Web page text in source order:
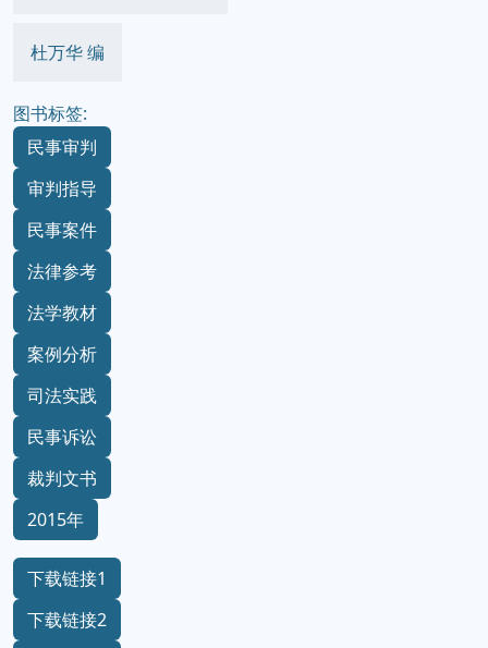
杜万华 编
图书标签:
民事审判
审判指导
民事案件
法律参考
法学教材
案例分析
司法实践
民事诉讼
裁判文书
2015年
下载链接1
下载链接2